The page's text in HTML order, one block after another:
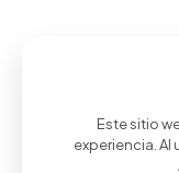
©2026 CollarPet
Este sitio
experiencia. Al